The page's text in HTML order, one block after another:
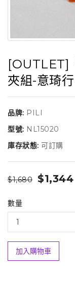
[OUTLET]
夾組-意琦行
品牌: PILI
型號: NL15020
庫存狀態: 可訂購
$1,680 $1,344
數量
加入購物車